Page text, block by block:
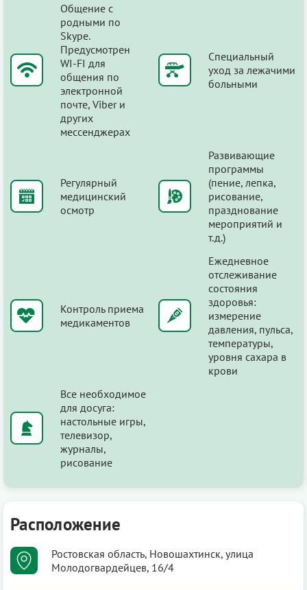
Общение с
родными по
Skype.
Предусмотрен
WI-FI для
общения по
электронной
почте, Viber и
других
мессенджерах
Специальный
уход за лежачими
больными
Регулярный
медицинский
осмотр
Развивающие
программы
(пение, лепка,
рисование,
празднование
мероприятий и
т.д.)
Контроль приема
медикаментов
Ежедневное
отслеживание
состояния
здоровья:
измерение
давления, пульса,
температуры,
уровня сахара в
крови
Все необходимое
для досуга:
настольные игры,
телевизор,
журналы,
рисование
Расположение
Ростовская область, Новошахтинск, улица
Молодогвардейцев, 16/4